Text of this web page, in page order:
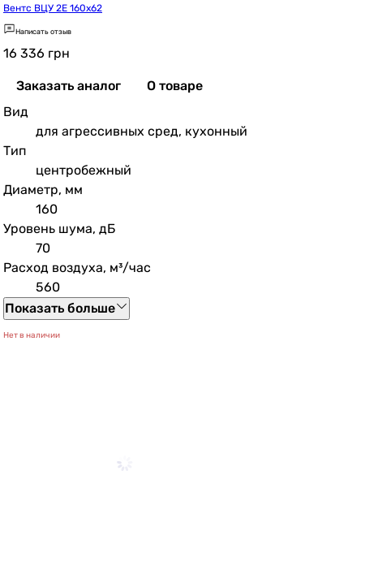
Вентс ВЦУ 2Е 160х62
Написать отзыв
16 336 грн
Заказать аналог
О товаре
Вид
для агрессивных сред, кухонный
Тип
центробежный
Диаметр, мм
160
Уровень шума, дБ
70
Расход воздуха, м³/час
560
Показать больше
Нет в наличии